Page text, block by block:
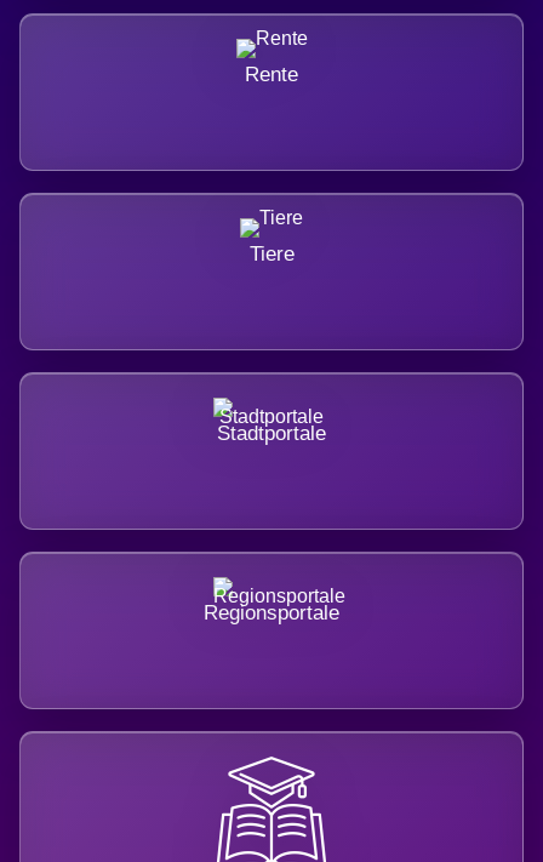
Rente
Tiere
Stadtportale
Regionsportale